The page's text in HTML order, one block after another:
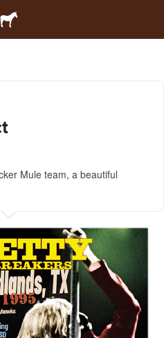
Mule team, a beautiful